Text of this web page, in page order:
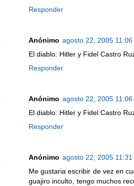
Responder
Anónimo agosto 22, 2005 11:06
El diablo: Hitler y Fidel Castro
Responder
Anónimo agosto 22, 2005 11:06
El diablo: Hitler y Fidel Castro
Responder
Anónimo agosto 22, 2005 11:31
Me gustaria escribir de vez en
guajiro inculto, tengo muchos